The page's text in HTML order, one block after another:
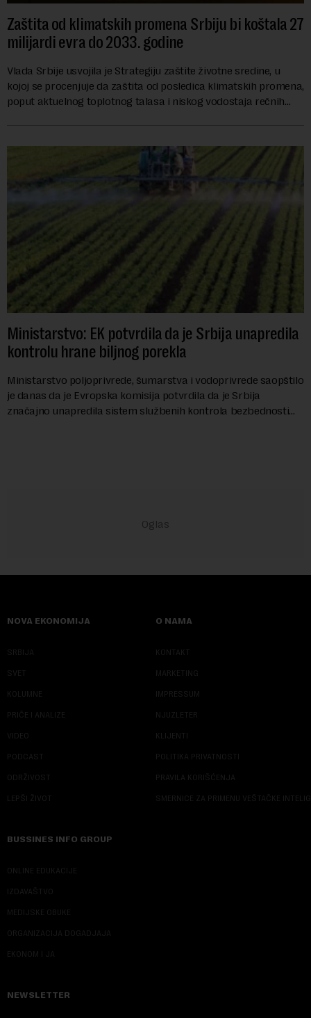
Zaštita od klimatskih promena Srbiju bi koštala 27
milijardi evra do 2033. godine
Vlada Srbije usvojila je Strategiju zaštite životne sredine, u
kojoj se procenjuje da zaštita od posledica klimatskih promena,
poput aktuelnog toplotnog talasa i niskog vodostaja rečnih
Ministarstvo: EK potvrdila da je Srbija unapredila
kontrolu hrane biljnog porekla
Ministarstvo poljoprivrede, šumarstva i vodoprivrede saopštilo
je danas da je Evropska komisija potvrdila da je Srbija
značajno unapredila sistem službenih kontrola bezbednosti
NOVA EKONOMIJA
SRBIJA
SVET
KOLUMNE
PRIČE I ANALIZE
VIDEO
PODCAST
ODRŽIVOST
LEPŠI ŽIVOT
O NAMA
KONTAKT
MARKETING
IMPRESSUM
NJUZLETER
KLIJENTI
POLITIKA PRIVATNOSTI
PRAVILA KORIŠĆENJA
SMERNICE ZA PRIMENU VEŠTAČKE
BUSSINES INFO GROUP
ONLINE EDUKACIJE
IZDAVAŠTVO
MEDIJSKE OBUKE
ORGANIZACIJA DOGADJAJA
EKONOM I JA
NEWSLETTER